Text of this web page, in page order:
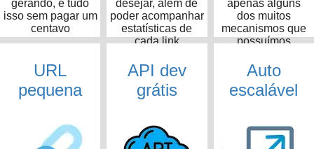
gerando, e tudo
isso sem pagar um
centavo
desejar, além de
poder acompanhar
estatísticas de
cada link
apenas alguns
dos muitos
mecanismos que
possuímos
URL
pequena
API dev
grátis
Auto
escalável